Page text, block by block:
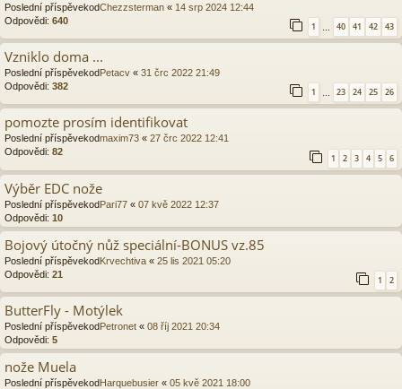
Poslední příspěvekodChezzsterman « 14 srp 2024 12:44
Odpovědi: 640
1 … 40 41 42 43
Vzniklo doma ...
Poslední příspěvekodPetacv « 31 črc 2022 21:49
Odpovědi: 382
1 … 23 24 25 26
pomozte prosím identifikovat
Poslední příspěvekodmaxim73 « 27 črc 2022 12:41
Odpovědi: 82
1 2 3 4 5 6
Výběr EDC nože
Poslední příspěvekodPari77 « 07 kvě 2022 12:37
Odpovědi: 10
Bojový útočný nůž speciální-BONUS vz.85
Poslední příspěvekodKrvechtiva « 25 lis 2021 05:20
Odpovědi: 21
1 2
ButterFly - Motýlek
Poslední příspěvekodPetronet « 08 říj 2021 20:34
Odpovědi: 5
nože Muela
Poslední příspěvekodHarquebusier « 05 kvě 2021 18:00